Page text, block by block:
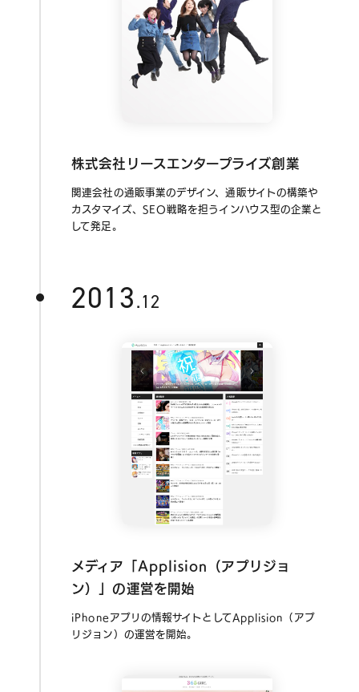
株式会社リースエンタープライズ創業
関連会社の通販事業のデザイン、通販サイトの構築や
カスタマイズ、SEO戦略を担うインハウス型の企業と
して発足。
2013.12
メディア「Applision（アプリジョ
ン）」の運営を開始
iPhoneアプリの情報サイトとしてApplision（アプ
リジョン）の運営を開始。